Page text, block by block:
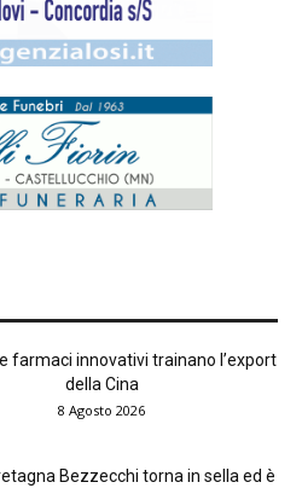
farmaci innovativi trainano l’export
della Cina
8 Agosto 2026
Bezzecchi torna in sella ed è